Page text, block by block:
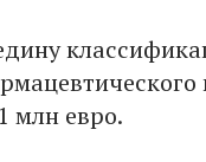
млн евро.